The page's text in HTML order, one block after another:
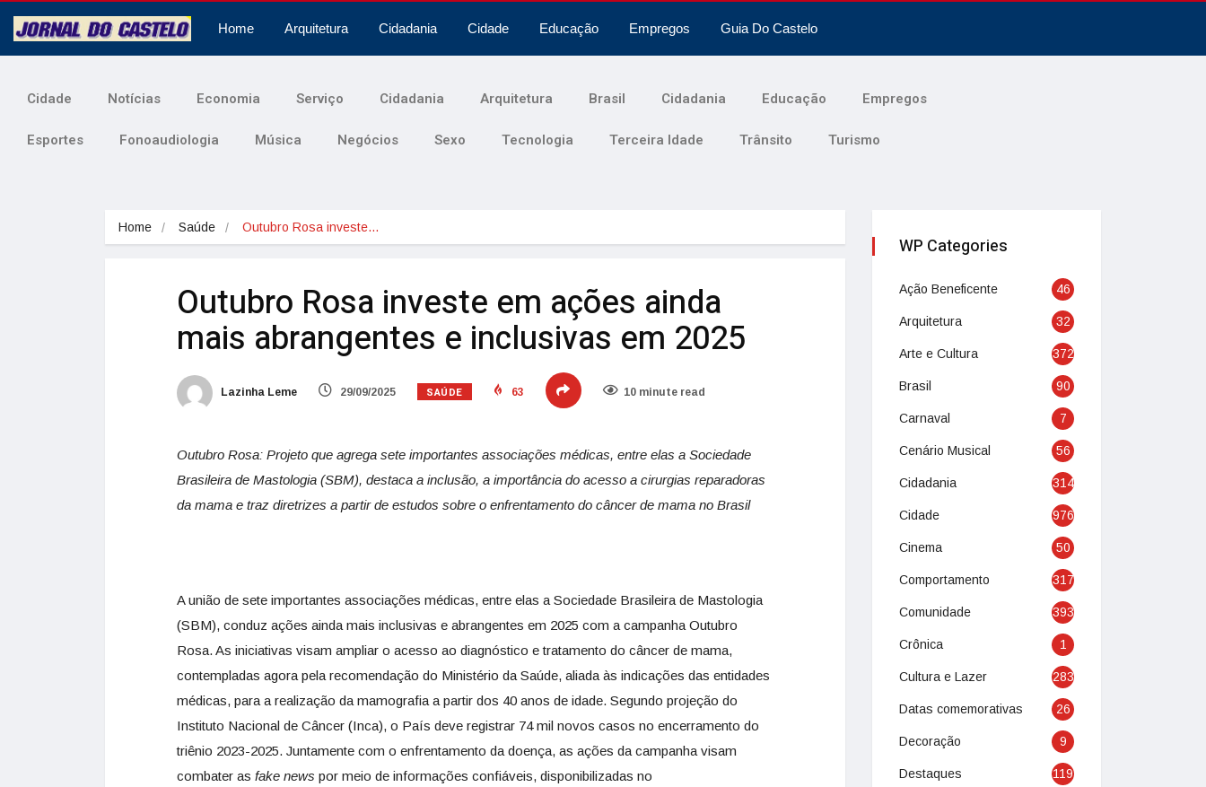
Home Arquitetura Cidadania Cidade Educação Empregos Guia Do Castelo
Cidade Notícias Economia Serviço Cidadania Arquitetura Brasil Cidadania Educação Empregos
Esportes Fonoaudiologia Música Negócios Sexo Tecnologia Terceira Idade Trânsito Turismo
Home Saúde Outubro Rosa investe…
Outubro Rosa investe em ações ainda
mais abrangentes e inclusivas em 2025
Lazinha Leme 29/09/2025 SAÚDE 63 10 minute read
Outubro Rosa: Projeto que agrega sete importantes associações médicas, entre elas a Sociedade
Brasileira de Mastologia (SBM), destaca a inclusão, a importância do acesso a cirurgias reparadoras
da mama e traz diretrizes a partir de estudos sobre o enfrentamento do câncer de mama no Brasil
A união de sete importantes associações médicas, entre elas a Sociedade Brasileira de Mastologia
(SBM), conduz ações ainda mais inclusivas e abrangentes em 2025 com a campanha Outubro
Rosa. As iniciativas visam ampliar o acesso ao diagnóstico e tratamento do câncer de mama,
contempladas agora pela recomendação do Ministério da Saúde, aliada às indicações das entidades
médicas, para a realização da mamografia a partir dos 40 anos de idade. Segundo projeção do
Instituto Nacional de Câncer (Inca), o País deve registrar 74 mil novos casos no encerramento do
triênio 2023-2025. Juntamente com o enfrentamento da doença, as ações da campanha visam
combater as fake news por meio de informações confiáveis, disponibilizadas no
WP Categories
Ação Beneficente 46
Arquitetura 32
Arte e Cultura 372
Brasil 90
Carnaval 7
Cenário Musical 56
Cidadania 314
Cidade 976
Cinema 50
Comportamento 317
Comunidade 393
Crônica 1
Cultura e Lazer 283
Datas comemorativas 26
Decoração 9
Destaques 119